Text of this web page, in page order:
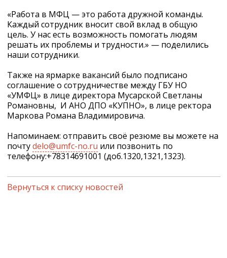
«Работа в МФЦ — это работа дружной команды.
Каждый сотрудник вносит свой вклад в общую
цель. У нас есть возможность помогать людям
решать их проблемы и трудности.» — поделились
наши сотрудники.
Также на ярмарке вакансий было подписано
соглашение о сотрудничестве между ГБУ НО
«УМФЦ» в лице директора Мусарской Светланы
Романовны, И АНО ДПО «КУПНО», в лице ректора
Маркова Романа Владимировича.
Напоминаем: отправить своё резюме вы можете на
почтуdelo@umfc-no.ru или позвонить по
телефону:+78314691001 (доб.1320,1321,1323).
Вернуться к списку новостей